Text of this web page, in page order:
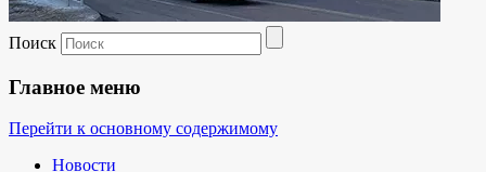
Поиск
Главное меню
Перейти к основному содержимому
Новости